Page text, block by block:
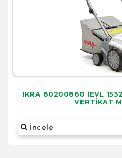
IKRA 80200860 IEVL
VERTİKAT
İncele